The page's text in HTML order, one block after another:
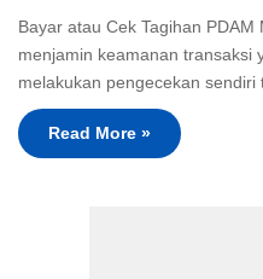
Bayar atau Cek Tagihan
menjamin keamanan transaksi
melakukan pengecekan sendiri
Read More »